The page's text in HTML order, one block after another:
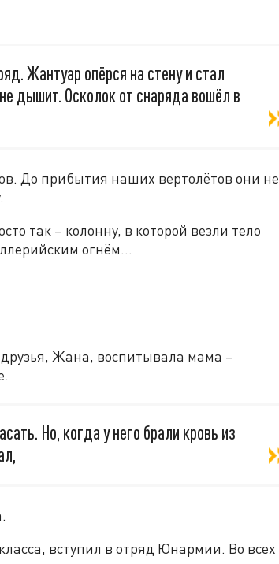
Жантуар опёрся на стену и стал
дышит. Осколок от снаряда вошёл в
До прибытия наших вертолётов они не
так – колонну, в которой везли тело
огнём…
Жана, воспитывала мама –
Но, когда у него брали кровь из
вступил в отряд Юнармии. Во всех